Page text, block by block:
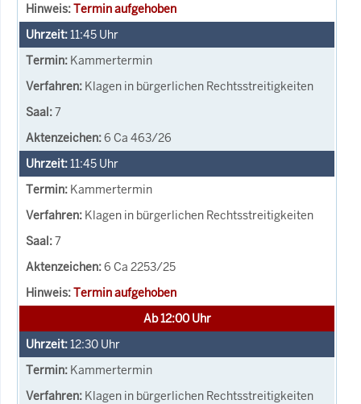
Termin aufgehoben
11:45 Uhr
Kammertermin
Klagen in bürgerlichen Rechtsstreitigkeiten
7
6 Ca 463/26
11:45 Uhr
Kammertermin
Klagen in bürgerlichen Rechtsstreitigkeiten
7
6 Ca 2253/25
Termin aufgehoben
Ab 12:00 Uhr
12:30 Uhr
Kammertermin
Klagen in bürgerlichen Rechtsstreitigkeiten